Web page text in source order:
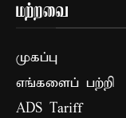
மற்றவை
முகப்பு
எங்களைப் பற்றி
ADS Tariff